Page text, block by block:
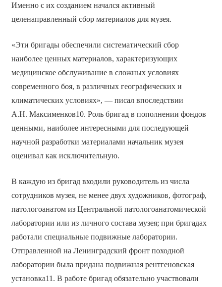
Именно с их созданием начался активный
целенаправленный сбор материалов для музея.
«Эти бригады обеспечили систематический сбор
наиболее ценных материалов, характеризующих
медицинское обслуживание в сложных условиях
современного боя, в различных географических и
климатических условиях», — писал впоследствии
А.Н. Максименков10. Роль бригад в пополнении фондов
ценными, наиболее интересными для последующей
научной разработки материалами начальник музея
оценивал как исключительную.
В каждую из бригад входили руководитель из числа
сотрудников музея, не менее двух художников, фотограф,
патологоанатом из Центральной патологоанатомической
лаборатории или из личного состава музея; при бригадах
работали специальные подвижные лаборатории.
Отправленной на Ленинградский фронт походной
лаборатории была придана подвижная рентгеновская
установка11. В работе бригад обязательно участвовали